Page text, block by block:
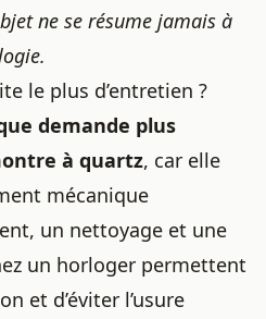
ne se résume jamais à
le plus d’entretien ?
demande plus
à quartz, car elle
mécanique
un nettoyage et une
un horloger permettent
et d’éviter l’usure